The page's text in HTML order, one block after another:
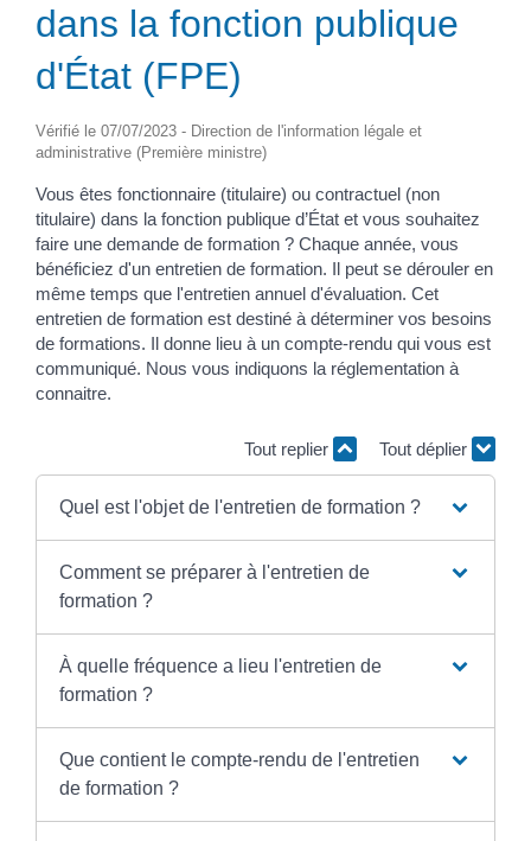
dans la fonction publique
d'État (FPE)
Vérifié le 07/07/2023 - Direction de l'information légale et
administrative (Première ministre)
Vous êtes fonctionnaire (titulaire) ou contractuel (non
titulaire) dans la fonction publique d’État et vous souhaitez
faire une demande de formation ? Chaque année, vous
bénéficiez d'un entretien de formation. Il peut se dérouler en
même temps que l'entretien annuel d'évaluation. Cet
entretien de formation est destiné à déterminer vos besoins
de formations. Il donne lieu à un compte-rendu qui vous est
communiqué. Nous vous indiquons la réglementation à
connaitre.
Tout replier Tout déplier
Quel est l'objet de l'entretien de formation ?
Comment se préparer à l'entretien de
formation ?
À quelle fréquence a lieu l'entretien de
formation ?
Que contient le compte-rendu de l'entretien
de formation ?